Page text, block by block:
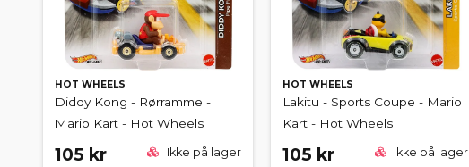
HOT WHEELS
Diddy Kong - Rørramme -
Mario Kart - Hot Wheels
105 kr Ikke på lager
HOT WHEELS
Lakitu - Sports Coupe - Mario
Kart - Hot Wheels
105 kr Ikke på lager